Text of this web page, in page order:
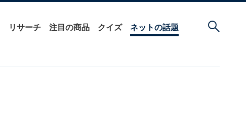
リサーチ 注目の商品 クイズ ネットの話題